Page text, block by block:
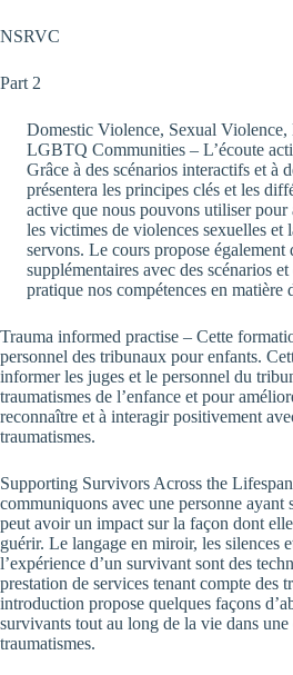
NSRVC
Part 2
Domestic Violence, Sexual
LGBTQ Communities – L’écoute
Grâce à des scénarios interactifs et à
présentera les principes clés et les
active que nous pouvons utiliser
les victimes de violences sexuelles et
servons. Le cours propose également
supplémentaires avec des scénarios
pratique nos compétences en matière
Trauma informed practise – Cette
personnel des tribunaux pour enfants.
informer les juges et le personnel du
traumatismes de l’enfance et pour
reconnaître et à interagir positivement
traumatismes.
Supporting Survivors Across the
communiquons avec une personne ayant
peut avoir un impact sur la façon dont
guérir. Le langage en miroir, les silences
l’expérience d’un survivant sont des
prestation de services tenant compte des
introduction propose quelques façons
survivants tout au long de la vie dans
traumatismes.